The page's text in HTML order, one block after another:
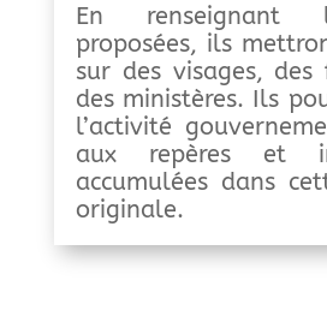
En renseignant
proposées, ils
sur des visages,
des ministères. Ils
l’activité
aux repères et
accumulées dans
originale.